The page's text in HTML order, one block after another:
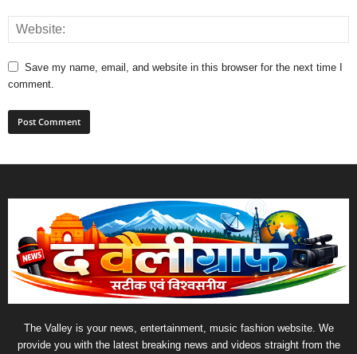
Save my name, email, and website in this browser for the next time I
comment.
The Valley is your news, entertainment, music fashion website. We
provide you with the latest breaking news and videos straight from the